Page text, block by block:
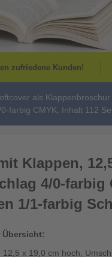
zufriedene Kunden!
als Klappenbroschur
farbig CMYK, Inhalt 112
Klappen,
4/0-farbig
1/1-farbig
x 19,0 cm hoch,